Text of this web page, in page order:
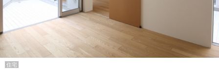
住宅